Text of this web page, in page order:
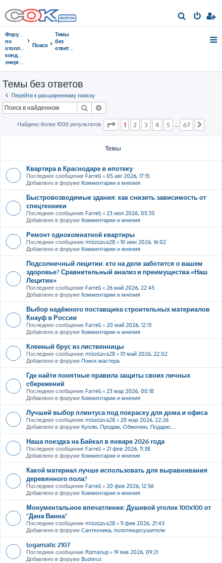
о
Форумы
по
отоплению,
кондиционированию,
энергосбережению
Поиск
Темы
без
ответов
Темы без ответов
Перейти к расширенному поиску
Поиск
Найдено более 1000 результатов Страница из 67
1 2 3 4 5 67
Темы
Квартира в Краснодаре в ипотеку
Последнее сообщение Farrell « 05 авг 2026, 17:15
Добавлено в форуме Комментарии и мнения
Быстровозводимые здания: как снизить зависимость от
спецтехники
Последнее сообщение Farrell « 23 июл 2026, 05:35
Добавлено в форуме Комментарии и мнения
Ремонт однокомнатной квартиры
Последнее сообщение miloslava28 « 10 июн 2026, 16:02
Добавлено в форуме Комментарии и мнения
Подсолнечный лецитин: кто на деле заботится о вашем
здоровье? Сравнительный анализ и преимущества «Наш
Лецитин»
Последнее сообщение Farrell « 26 май 2026, 22:45
Добавлено в форуме Комментарии и мнения
Выбор надёжного поставщика строительных материалов
Кнауф в России
Последнее сообщение Farrell « 20 май 2026, 12:13
Добавлено в форуме Комментарии и мнения
Клееный брус из лиственницы
Последнее сообщение miloslava28 « 01 май 2026, 22:02
Добавлено в форуме Поиск мастера
Где найти понятные правила защиты своих личных
сбережений
Последнее сообщение Farrell « 23 мар 2026, 00:18
Добавлено в форуме Комментарии и мнения
Лучший выбор плинтуса под покраску для дома и офиса
Последнее сообщение miloslava28 « 20 мар 2026, 22:26
Добавлено в форуме Куплю, Продам, Обменяю, Подарю,...
Наша поездка на Байкал в январе 2026 года
Последнее сообщение Farrell « 21 фев 2026, 11:38
Добавлено в форуме Комментарии и мнения
Какой материал лучше использовать для выравнивания
деревянного пола?
Последнее сообщение Farrell « 20 фев 2026, 12:56
Добавлено в форуме Комментарии и мнения
Монументальное впечатление: Душевой уголок 100х100 от
"Дана Ванна"
Последнее сообщение miloslava28 « 11 фев 2026, 21:43
Добавлено в форуме Сантехника, полотенцесушители
logamatic 2107
Последнее сообщение Romanup « 19 янв 2026, 09:21
Добавлено в форуме Buderus